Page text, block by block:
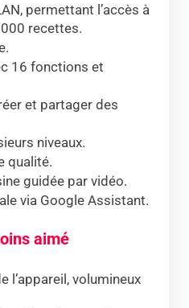
permettant l’accès à
recettes.
16 fonctions et
et partager des
niveaux.
qualité.
guidée par vidéo.
via Google Assistant.
aimé
l’appareil, volumineux